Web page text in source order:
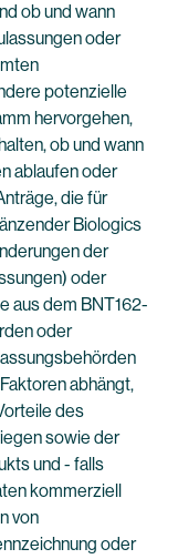
ob und wann
oder
potenzielle
hervorgehen,
ob und wann
ablaufen oder
die für
Biologics
der
oder
aus dem BNT162-
oder
abhängt,
des
sowie der
und - falls
kommerziell
von
oder